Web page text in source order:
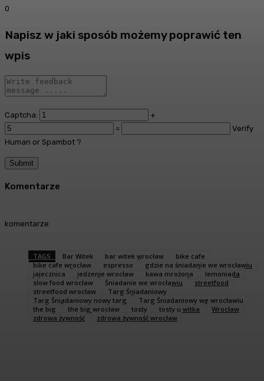
0
Napisz w jaki sposób możemy poprawić ten
wpis
Captcha:
+
=
Verify
Human or Spambot ?
Komentarze
komentarze
TAGS Bar Witek bar witek wrocław
bike cafe
bike cafe wrocław
espresso
gdzie na śniadanie we wrocławiu
jajecznica
jedzenie wrocław kawa mrożona
lemoniada
slow food wrocław
Śniadanie we wrocławiu
streetfood
streetfood wrocław
Targ Śniadaniowy
Targ Śniadaniowy nowy targ
Targ Śniadaniowy we wrocławiu
the big
the big wrocław tosty tosty u witka
Wrocław
zdrowa żywność
zdrowa żywność wrocław